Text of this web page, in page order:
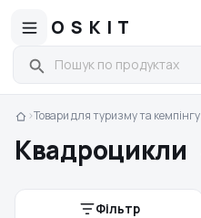
OSKIT
›Товари для туризму та кемпінгу
Квадроцикли
Фільтр